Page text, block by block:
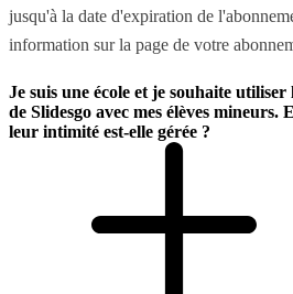
jusqu'à la date d'expiration de
information sur la page de votre
Je suis une école et je souhaite
de Slidesgo avec mes élèves mineurs.
leur intimité est-elle gérée ?